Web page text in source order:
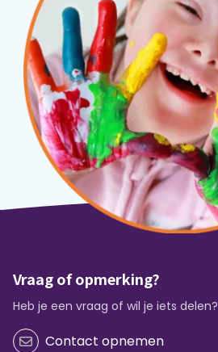
Vraag of opmerking?
Heb je een vraag of wil je iets delen?
Contact opnemen